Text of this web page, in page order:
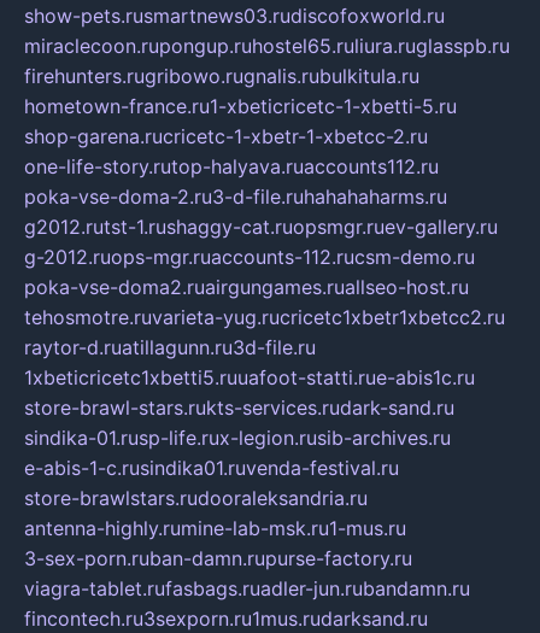
show-pets.rusmartnews03.rudiscofoxworld.ru
miraclecoon.rupongup.ruhostel65.ruliura.ruglasspb.ru
firehunters.rugribowo.rugnalis.rubulkitula.ru
hometown-france.ru1-xbeticricetc-1-xbetti-5.ru
shop-garena.rucricetc-1-xbetr-1-xbetcc-2.ru
one-life-story.rutop-halyava.ruaccounts112.ru
poka-vse-doma-2.ru3-d-file.ruhahahaharms.ru
g2012.rutst-1.rushaggy-cat.ruopsmgr.ruev-gallery.ru
g-2012.ruops-mgr.ruaccounts-112.rucsm-demo.ru
poka-vse-doma2.ruairgungames.ruallseo-host.ru
tehosmotre.ruvarieta-yug.rucricetc1xbetr1xbetcc2.ru
raytor-d.ruatillagunn.ru3d-file.ru
1xbeticricetc1xbetti5.ruuafoot-statti.rue-abis1c.ru
store-brawl-stars.rukts-services.rudark-sand.ru
sindika-01.rusp-life.rux-legion.rusib-archives.ru
e-abis-1-c.rusindika01.ruvenda-festival.ru
store-brawlstars.rudooraleksandria.ru
antenna-highly.rumine-lab-msk.ru1-mus.ru
3-sex-porn.ruban-damn.rupurse-factory.ru
viagra-tablet.rufasbags.ruadler-jun.rubandamn.ru
fincontech.ru3sexporn.ru1mus.rudarksand.ru